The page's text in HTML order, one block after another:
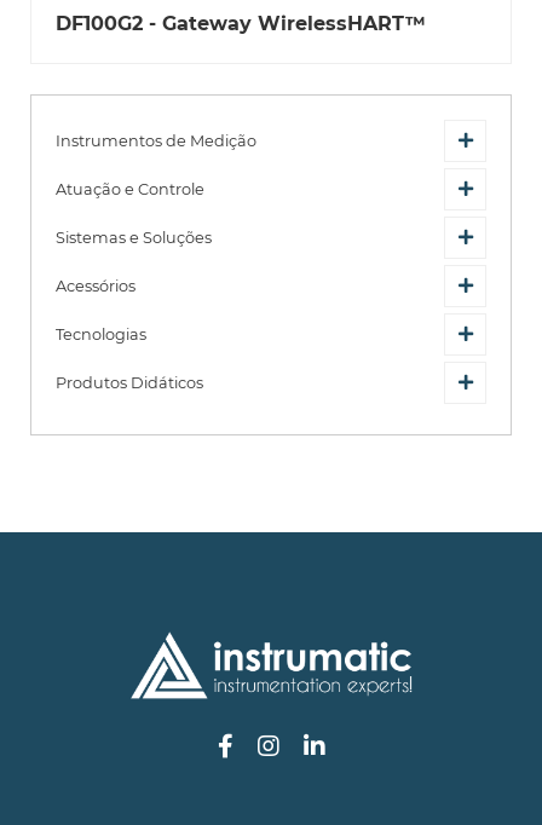
Instrumentos de Medição
Atuação e Controle
Sistemas e Soluções
Acessórios
Tecnologias
Produtos Didáticos
DF100G2 - Gateway WirelessHART™